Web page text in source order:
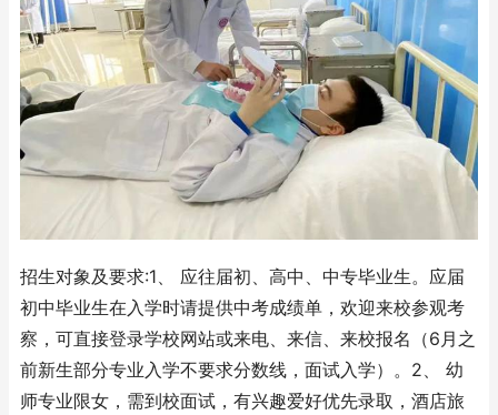
招生对象及要求:1、 应往届初、高中、中专毕业生。应届
初中毕业生在入学时请提供中考成绩单，欢迎来校参观考
察，可直接登录学校网站或来电、来信、来校报名（6月之
前新生部分专业入学不要求分数线，面试入学）。2、 幼
师专业限女，需到校面试，有兴趣爱好优先录取，酒店旅